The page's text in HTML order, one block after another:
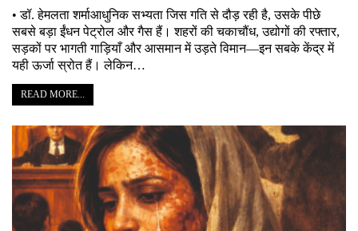
• डॉ. हेमलता शर्माआधुनिक सभ्यता जिस गति से दौड़ रही है, उसके पीछे
सबसे बड़ा ईंधन पेट्रोल और गैस हैं। शहरों की चकाचौंध, उद्योगों की रफ्तार,
सड़कों पर भागती गाड़ियाँ और आसमान में उड़ते विमान—इन सबके केंद्र में
यही ऊर्जा स्रोत हैं। लेकिन…
READ MORE...